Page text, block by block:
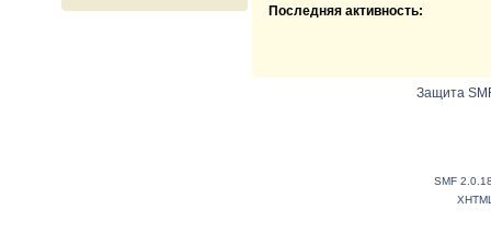
Последняя активность:
Защита
SMF